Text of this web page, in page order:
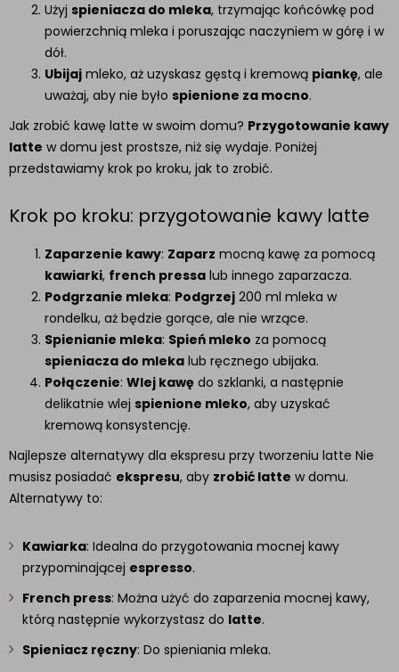
Użyj spieniacza do mleka, trzymając końcówkę pod
powierzchnią mleka i poruszając naczyniem w górę i w
dół.
Ubijaj mleko, aż uzyskasz gęstą i kremową piankę, ale
uważaj, aby nie było spienione za mocno.
Jak zrobić kawę latte w swoim domu? Przygotowanie kawy
latte w domu jest prostsze, niż się wydaje. Poniżej
przedstawiamy krok po kroku, jak to zrobić.
Krok po kroku: przygotowanie kawy latte
Zaparzenie kawy: Zaparz mocną kawę za pomocą
kawiarki, french pressa lub innego zaparzacza.
Podgrzanie mleka: Podgrzej 200 ml mleka w
rondelku, aż będzie gorące, ale nie wrzące.
Spienianie mleka: Spień mleko za pomocą
spieniacza do mleka lub ręcznego ubijaka.
Połączenie: Wlej kawę do szklanki, a następnie
delikatnie wlej spienione mleko, aby uzyskać
kremową konsystencję.
Najlepsze alternatywy dla ekspresu przy tworzeniu latte Nie
musisz posiadać ekspresu, aby zrobić latte w domu.
Alternatywy to:
Kawiarka: Idealna do przygotowania mocnej kawy
przypominającej espresso.
French press: Można użyć do zaparzenia mocnej kawy,
którą następnie wykorzystasz do latte.
Spieniacz ręczny: Do spieniania mleka.